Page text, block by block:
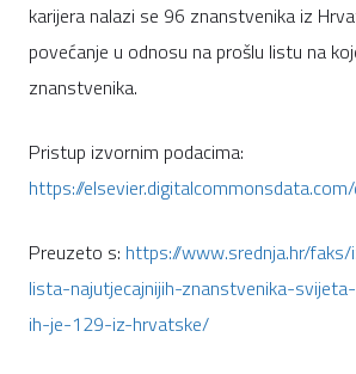
karijera nalazi se 96 znanstvenika iz
povećanje u odnosu na prošlu listu na
znanstvenika.
Pristup izvornim podacima:
https://
Preuzeto s: https://www.srednja.hr/
lista-najutjecajnijih-znanstvenika-
ih-je-129-iz-hrvatske/